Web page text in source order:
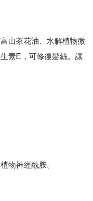
山茶花油、水解植物微
素E，可修復髮絲。讓
物神經酰胺。